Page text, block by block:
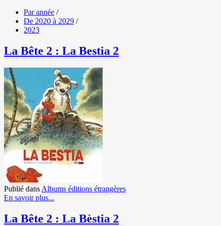
Par année /
De 2020 à 2029 /
2023
La Bête 2 : La Bestia 2
Publié dans Albums éditions étrangères
En savoir plus...
La Bête 2 : La Bèstia 2